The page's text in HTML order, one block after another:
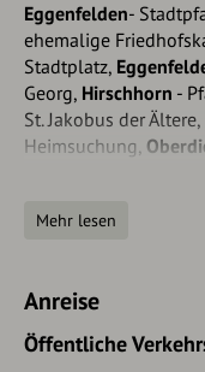
Eggenfelden-
ehemalige
Stadtplatz,
Georg, Hirschhorn -
St. Jakobus der Ältere,
Heimsuchung,
2. Tagesetappe ca.36km
Wallfahrtskirche St.
Wiedersbach - Kirche
Mehr lesen
Anreise
Öffentliche